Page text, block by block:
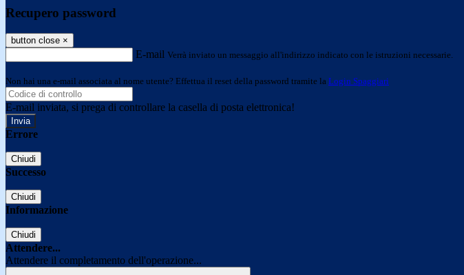
Recupero password
button close ×
E-mail Verrà inviato un messaggio all'indirizzo indicato con le istruzioni necessarie.
Non hai una e-mail associata al nome utente? Effettua il reset della password tramite la Login Spaggiari
E-mail inviata, si prega di controllare la casella di posta elettronica!
Errore
Chiudi
Successo
Chiudi
Informazione
Chiudi
Attendere...
Attendere il completamento dell'operazione...